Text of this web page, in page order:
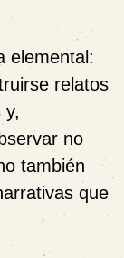
elemental:
relatos
y,
no
también
que